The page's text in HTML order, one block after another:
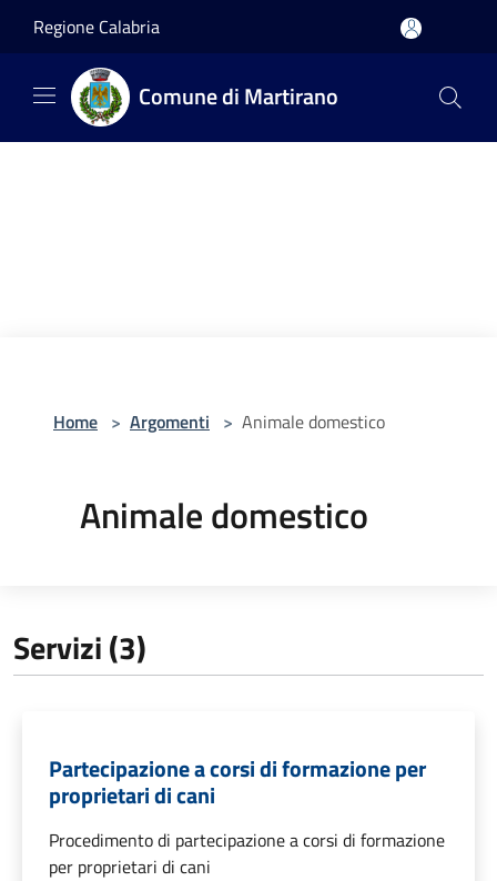
Regione Calabria
Comune di Martirano
Home > Argomenti > Animale domestico
Animale domestico
Servizi (3)
Partecipazione a corsi di formazione per
proprietari di cani
Procedimento di partecipazione a corsi di formazione
per proprietari di cani